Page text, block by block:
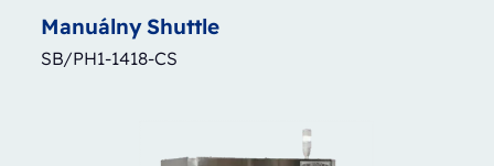
ManuálnyShuttle
SB/PH1-1418-CS